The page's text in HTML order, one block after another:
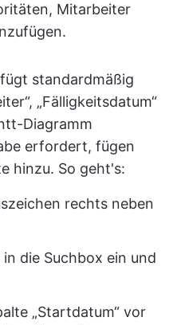
Mitarbeiter
standardmäßig
„Fälligkeitsdatum“
Diagramm
erfordert, fügen
hinzu. So geht's:
rechts neben
in die Suchbox ein und
„Startdatum“ vor